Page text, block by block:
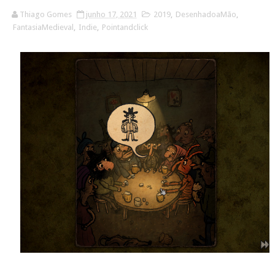
Thiago Gomes junho 17, 2021 2019, DesenhadoaMão
FantasiaMedieval
Indie Pointandclick